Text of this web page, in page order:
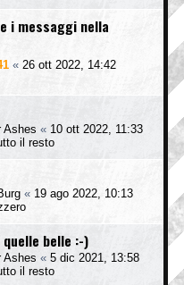
i messaggi nella
« 26 ott 2022, 14:42
Ashes « 10 ott 2022, 11:33
il resto
« 19 ago 2022, 10:13
belle :-)
Ashes « 5 dic 2021, 13:58
il resto